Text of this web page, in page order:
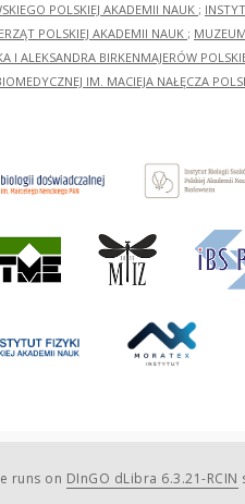
POLSKIEJ AKADEMII NAUK ;
POLSKIEJ AKADEMII NAUK ;
I ALEKSANDRA BIRKENMAJERÓW
IM. MACIEJA NAŁĘCZA
runs on DInGO dLibra 6.3.21-RCIN